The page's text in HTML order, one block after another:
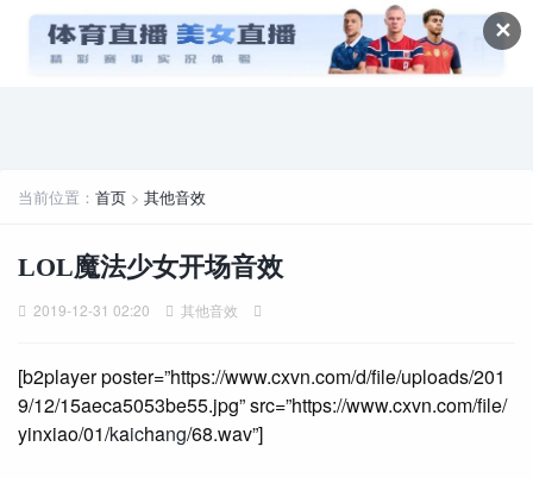
✕
当前位置： 首页 > 其他音效
LOL魔法少女开场音效
2019-12-31 02:20 其他音效
[b2player poster=”https://www.cxvn.com/d/file/uploads/201
9/12/15aeca5053be55.jpg” src=”https://www.cxvn.com/file/
yinxiao/01/kaichang/68.wav”]